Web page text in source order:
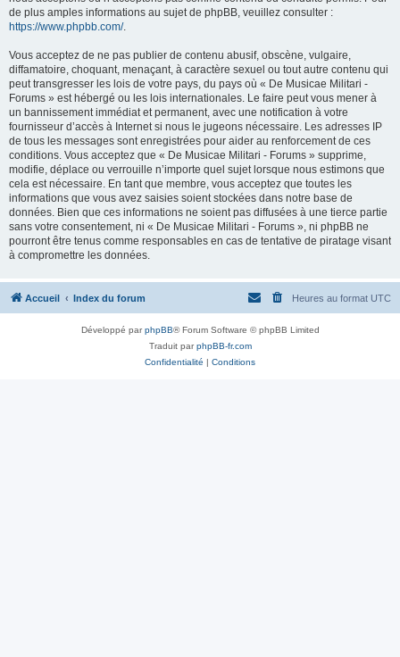
de plus amples informations au sujet de phpBB, veuillez consulter :
https://www.phpbb.com/.
Vous acceptez de ne pas publier de contenu abusif, obscène, vulgaire,
diffamatoire, choquant, menaçant, à caractère sexuel ou tout autre contenu qui
peut transgresser les lois de votre pays, du pays où « De Musicae Militari -
Forums » est hébergé ou les lois internationales. Le faire peut vous mener à
un bannissement immédiat et permanent, avec une notification à votre
fournisseur d’accès à Internet si nous le jugeons nécessaire. Les adresses IP
de tous les messages sont enregistrées pour aider au renforcement de ces
conditions. Vous acceptez que « De Musicae Militari - Forums » supprime,
modifie, déplace ou verrouille n’importe quel sujet lorsque nous estimons que
cela est nécessaire. En tant que membre, vous acceptez que toutes les
informations que vous avez saisies soient stockées dans notre base de
données. Bien que ces informations ne soient pas diffusées à une tierce partie
sans votre consentement, ni « De Musicae Militari - Forums », ni phpBB ne
pourront être tenus comme responsables en cas de tentative de piratage visant
à compromettre les données.
Accueil Index du forum Heures au format UTC
Développé parphpBB® Forum Software © phpBB Limited
Traduit parphpBB-fr.com
Confidentialité | Conditions